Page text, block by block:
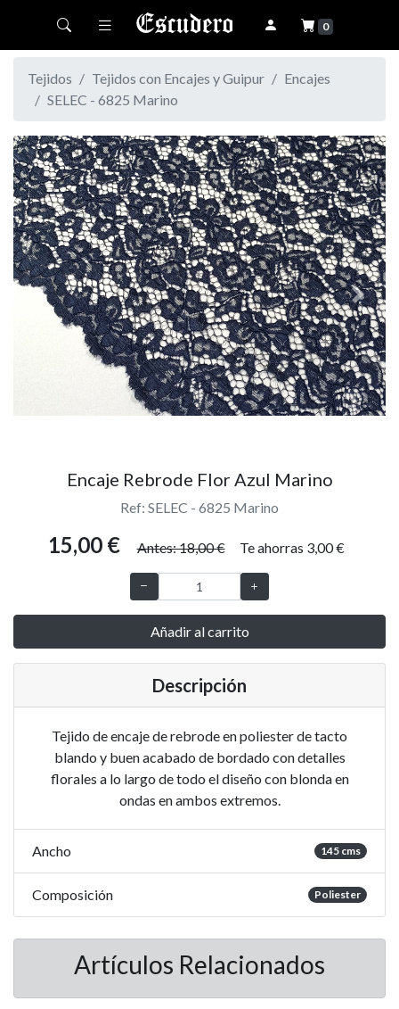
Toggle navigation 0
Tejidos Tejidos con Encajes y Guipur
Encajes
SELEC - 6825 Marino
Previous Next
Encaje Rebrode Flor Azul Marino
Ref: SELEC - 6825 Marino
15,00 € Antes: 18,00 € Te ahorras 3,00 €
Añadir al carrito
Descripción
Tejido de encaje de rebrode en poliester de tacto
blando y buen acabado de bordado con detalles
florales a lo largo de todo el diseño con blonda en
ondas en ambos extremos.
Ancho 145 cms
Composición Poliester
Artículos Relacionados